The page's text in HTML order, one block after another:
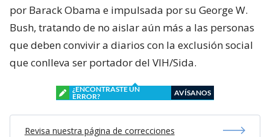
por Barack Obama e impulsada por su George W.
Bush, tratando de no aislar aún más a las personas
que deben convivir a diarios con la exclusión social
que conlleva ser portador del VIH/Sida.
¿ENCONTRASTE UN
ERROR?
AVÍSANOS
Revisa nuestra página de correcciones